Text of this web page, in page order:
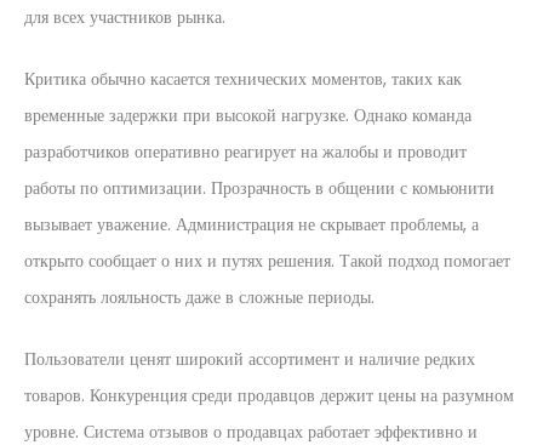
для всех участников рынка.
Критика обычно касается технических моментов, таких как
временные задержки при высокой нагрузке. Однако команда
разработчиков оперативно реагирует на жалобы и проводит
работы по оптимизации. Прозрачность в общении с комьюнити
вызывает уважение. Администрация не скрывает проблемы, а
открыто сообщает о них и путях решения. Такой подход помогает
сохранять лояльность даже в сложные периоды.
Пользователи ценят широкий ассортимент и наличие редких
товаров. Конкуренция среди продавцов держит цены на разумном
уровне. Система отзывов о продавцах работает эффективно и